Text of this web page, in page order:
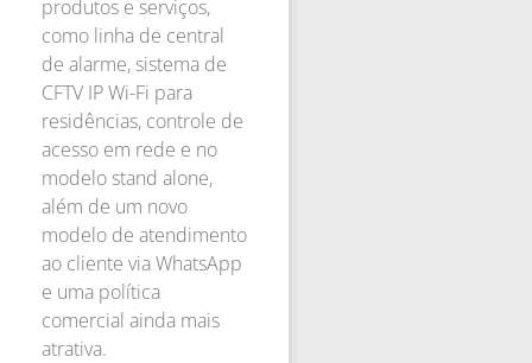
produtos e serviços,
como linha de central
de alarme, sistema de
CFTV IP Wi-Fi para
residências, controle de
acesso em rede e no
modelo stand alone,
além de um novo
modelo de atendimento
ao cliente via WhatsApp
e uma política
comercial ainda mais
atrativa.